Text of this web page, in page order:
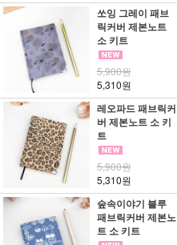
쏘잉 그레이 패브
릭커버 제본노트
소 키트
5,900원
5,310원
레오파드 패브릭커
버 제본노트 소 키
트
5,900원
5,310원
숲속이야기 블루
패브릭커버 제본노
트 소 키트